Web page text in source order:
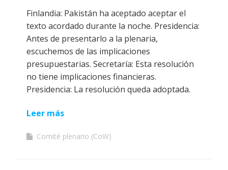
Finlandia: Pakistán ha aceptado aceptar el
texto acordado durante la noche. Presidencia:
Antes de presentarlo a la plenaria,
escuchemos de las implicaciones
presupuestarias. Secretaría: Esta resolución
no tiene implicaciones financieras.
Presidencia: La resolución queda adoptada.
Leer más
Comité plenario (CoW)